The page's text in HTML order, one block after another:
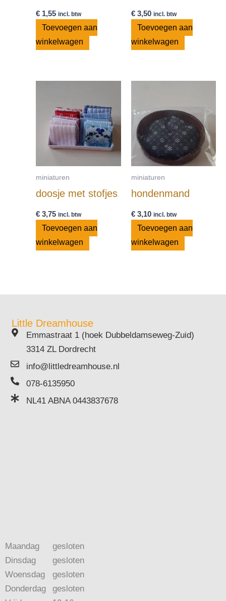
€ 1,55 incl. btw
Toevoegen aan
winkelwagen
€3,50 incl. btw
Toevoegen aan
winkelwagen
miniaturen
doosje met stofjes
€ 3,75 incl. btw
Toevoegen aan
winkelwagen
miniaturen
hondenmand
€3,10 incl. btw
Toevoegen aan
winkelwagen
Little Dreamhouse
Emmastraat 1 (hoek Dubbeldamseweg-Zuid)
3314 ZL Dordrecht
info@littledreamhouse.nl
078-6135950
NL41 ABNA 0443837678
Maandag
Dinsdag
Woensdag
Donderdag
gesloten
gesloten
gesloten
gesloten